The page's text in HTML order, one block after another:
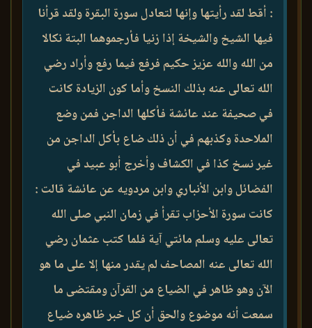
: أقط لقد رأيتها وإنها لتعادل سورة البقرة ولقد قرأنا
فيها الشيخ والشيخة إذا زنيا فأرجموهما البتة نكالا
من الله والله عزيز حكيم فرفع فيما رفع وأراد رضي
الله تعالى عنه بذلك النسخ وأما كون الزيادة كانت
في صحيفة عند عائشة فأكلها الداجن فمن وضع
الملاحدة وكذبهم في أن ذلك ضاع بأكل الداجن من
غير نسخ كذا في الكشاف وأخرج أبو عبيد في
الفضائل وابن الأنباري وابن مردويه عن عائشة قالت :
كانت سورة الأحزاب تقرأ في زمان النبي صلى الله
تعالى عليه وسلم مائتي آية فلما كتب عثمان رضي
الله تعالى عنه المصاحف لم يقدر منها إلا على ما هو
الآن وهو ظاهر في الضياع من القرآن ومقتضى ما
سمعت أنه موضوع والحق أن كل خبر ظاهره ضياع